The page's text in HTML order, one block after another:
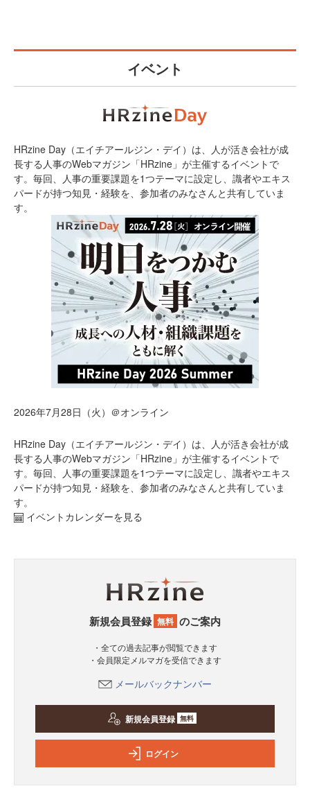
イベント
HRzine Day（エイチアールジン・デイ）は、人が活き会社が成
長する人事のWebマガジン「HRzine」が主催するイベントで
す。毎回、人事の重要課題を1つテーマに設定し、識者やエキス
パードが持つ知見・経験を、参加者のみなさんと共有していま
す。
2026年7月28日（火）＠オンライン
HRzine Day（エイチアールジン・デイ）は、人が活き会社が成
長する人事のWebマガジン「HRzine」が主催するイベントで
す。毎回、人事の重要課題を1つテーマに設定し、識者やエキス
パードが持つ知見・経験を、参加者のみなさんと共有していま
す。
イベントカレンダーを見る
新規会員登録 無料 のご案内
・全ての過去記事が閲覧できます
・会員限定メルマガを受信できます
メールバックナンバー
新規会員登録 無料
ログイン